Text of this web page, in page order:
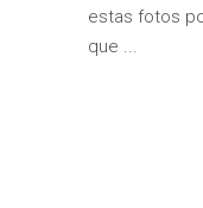
estas fotos
que